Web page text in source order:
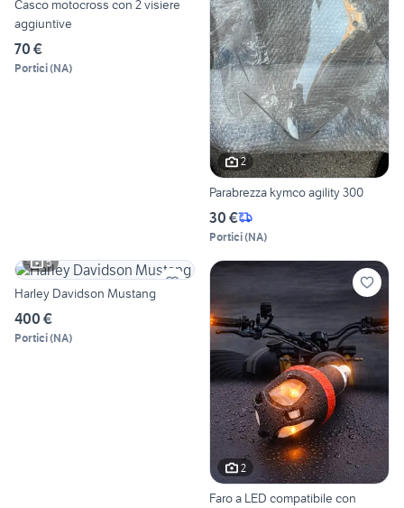
Casco motocross con 2 visiere
aggiuntive
70 €
Portici(NA)
2
Parabrezza kymco agility 300
30 €
Portici(NA)
5
Harley Davidson Mustang
400 €
Portici(NA)
2
Faro a LED compatibile con